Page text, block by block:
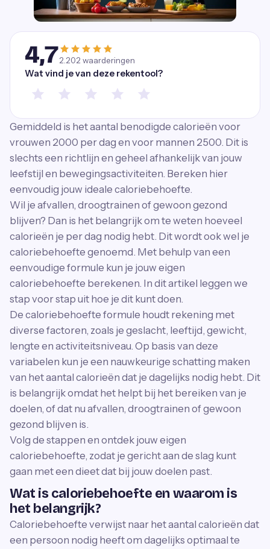
4,72.202 waarderingen
Wat vind je van deze rekentool?
Gemiddeld is het aantal benodigde calorieën voor
vrouwen 2000 per dag en voor mannen 2500. Dit is
slechts een richtlijn en geheel afhankelijk van jouw
leefstijl en bewegingsactiviteiten. Bereken hier
eenvoudig jouw ideale caloriebehoefte.
Wil je afvallen, droogtrainen of gewoon gezond
blijven? Dan is het belangrijk om te weten hoeveel
calorieën je per dag nodig hebt. Dit wordt ook wel je
caloriebehoefte genoemd. Met behulp van een
eenvoudige formule kun je jouw eigen
caloriebehoefte berekenen. In dit artikel leggen we
stap voor stap uit hoe je dit kunt doen.
De caloriebehoefte formule houdt rekening met
diverse factoren, zoals je geslacht, leeftijd, gewicht,
lengte en activiteitsniveau. Op basis van deze
variabelen kun je een nauwkeurige schatting maken
van het aantal calorieën dat je dagelijks nodig hebt. Dit
is belangrijk omdat het helpt bij het bereiken van je
doelen, of dat nu afvallen, droogtrainen of gewoon
gezond blijven is.
Volg de stappen en ontdek jouw eigen
caloriebehoefte, zodat je gericht aan de slag kunt
gaan met een dieet dat bij jouw doelen past.
Wat is caloriebehoefte en waarom is
het belangrijk?
Caloriebehoefte verwijst naar het aantal calorieën dat
een persoon nodig heeft om dagelijks optimaal te